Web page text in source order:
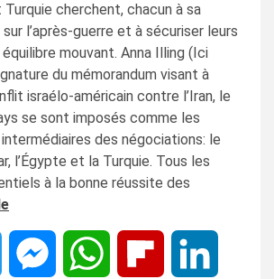
cherchent, chacun à sa
l’après-guerre et à sécuriser leurs
mouvant. Anna Illing (Ici
du mémorandum visant à
israélo-américain contre l’Iran, le
se sont imposés comme les
des négociations: le
l’Égypte et la Turquie. Tous les
à la bonne réussite des
Twitter MessengerWhatsApp Flipboard